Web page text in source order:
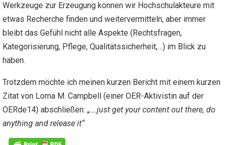
Werkzeuge zur Erzeugung können wir Hochschulakteure mit
etwas Recherche finden und weitervermitteln, aber immer
bleibt das Gefühl nicht alle Aspekte (Rechtsfragen,
Kategorisierung, Pflege, Qualitätssicherheit,…) im Blick zu
haben.
Trotzdem möchte ich meinen kurzen Bericht mit einem kurzen
Zitat von Lorna M. Campbell (einer OER-Aktivistin auf der
OERde14) abschließen: „….just get your content out there, do
anything and release it“